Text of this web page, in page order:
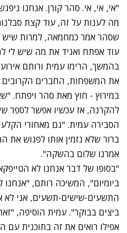
"אי, אי, אי. סהר קורן. אנחנו
מה לענות על זה, עוד קצת
שסהר אמר כמחמאה, למרות שיש
עוד אפתח ואגיד את מה שיש לי
נתקלנו בבעיה
נסה שוב
בהמשך, הרימו עמית ורותם
את המשפחות, החברים הקרובים
במירוץ - חוץ מאת סהר ויפתח.
להקרנה, אז עכשיו אפשר לספר
הסבירה עמית. "גם מאחורי
ברור שלא נזמין אותו לפגוש את
אמרנו שלום בהשקה".
"בסופו של דבר אנחנו לא
ביומיום", המשיכה רותם, "אנחנו
התשעים-שישים-תשעים, אני לא
ביצים בבוקר". עמית הוסיפה,
אפילו רואים את זה בתוכנית עם